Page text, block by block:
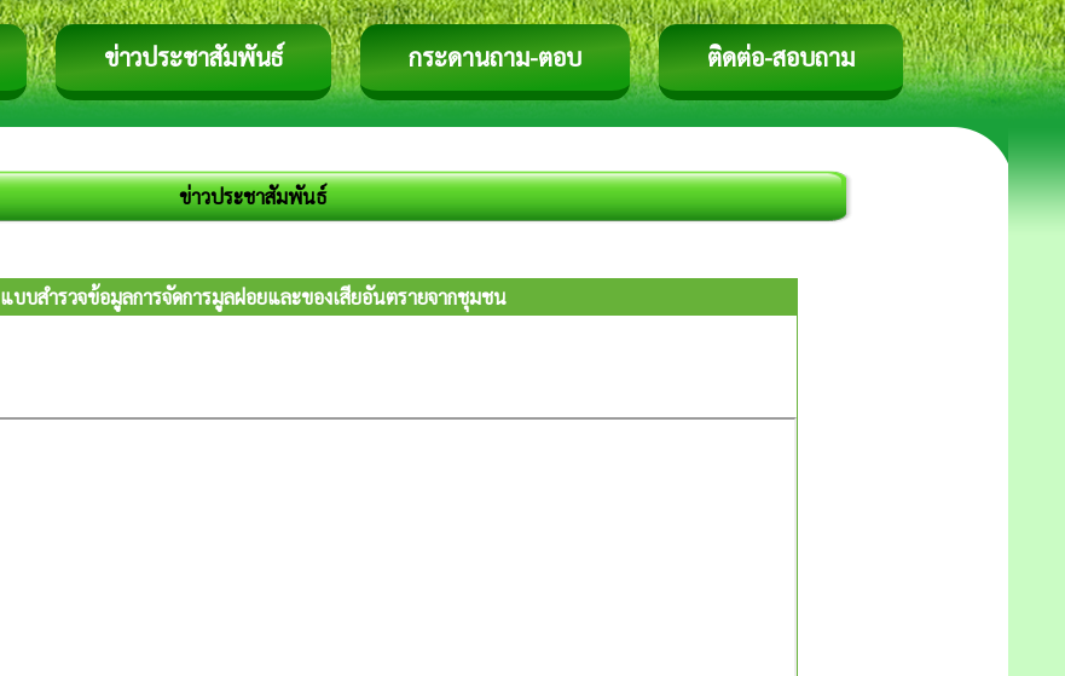
ข่าวประชาสัมพันธ์ กระดานถาม-ตอบ ติดต่อ-สอบถาม
ข่าวประชาสัมพันธ์
แบบสำรวจข้อมูลการจัดการมูลฝอยและของเสียอันตรายจากชุมชน